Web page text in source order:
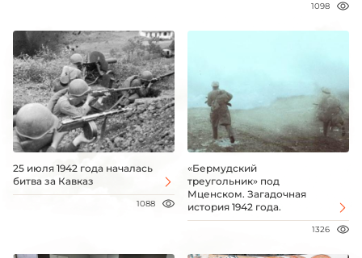
1098
25 июля 1942 года началась
битва за Кавказ
1088
«Бермудский
треугольник» под
Мценском. Загадочная
история 1942 года.
1326